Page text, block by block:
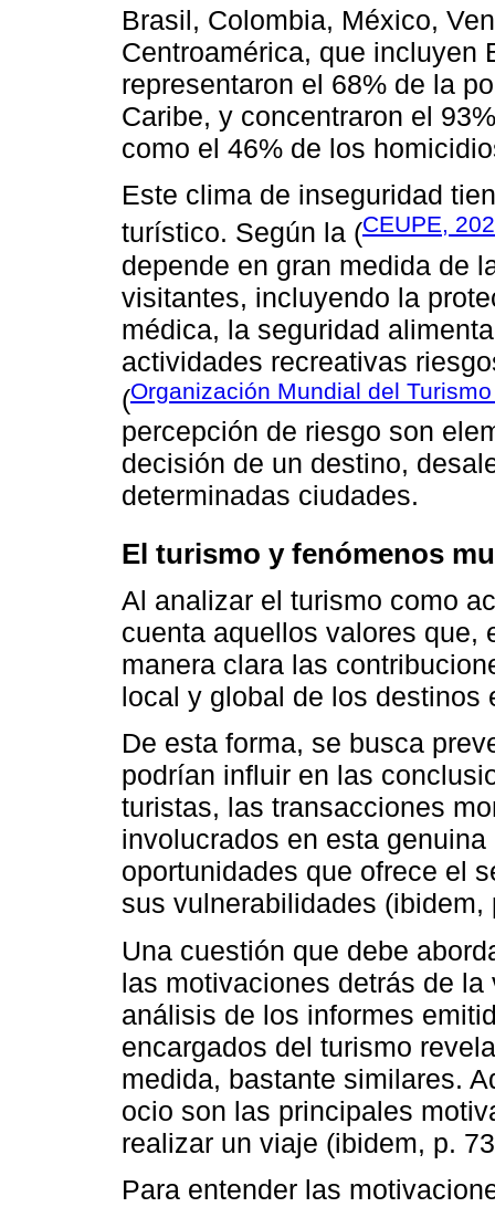
Brasil, Colombia, México,
Centroamérica, que incluyen
representaron el 68% de la
Caribe, y concentraron el
como el 46% de los
Este clima de inseguridad
turístico. Según la (CEUPE,
depende en gran medida de
visitantes, incluyendo la
médica, la seguridad
actividades recreativas
(Organización Mundial del
percepción de riesgo son
decisión de un destino,
determinadas ciudades.
El turismo y fenómenos
Al analizar el turismo como
cuenta aquellos valores que,
manera clara las
local y global de los destinos
De esta forma, se busca
podrían influir en las
turistas, las transacciones
involucrados en esta
oportunidades que ofrece el
sus vulnerabilidades (ibidem,
Una cuestión que debe
las motivaciones detrás de
análisis de los informes
encargados del turismo
medida, bastante similares.
ocio son las principales
realizar un viaje (ibidem, p.
Para entender las